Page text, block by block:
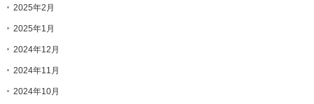
2025年2月
2025年1月
2024年12月
2024年11月
2024年10月